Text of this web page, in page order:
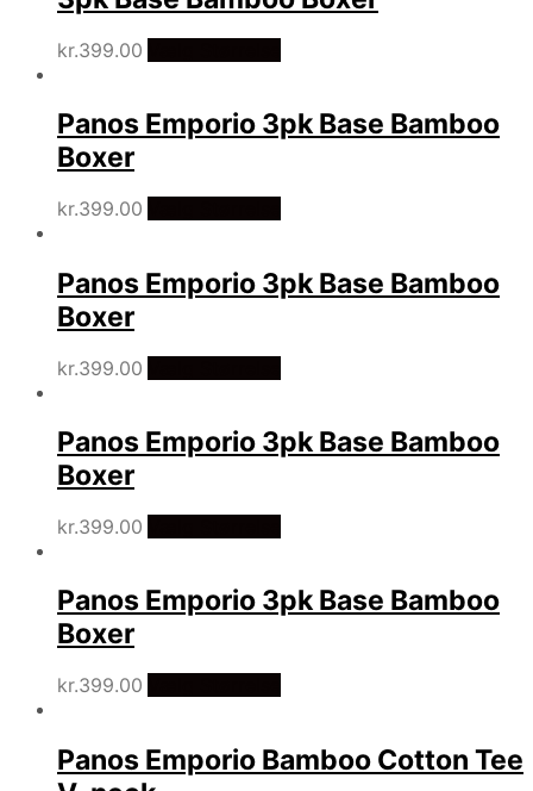
kr.399.00
Panos Emporio 3pk Base Bamboo
Boxer
kr.399.00
Panos Emporio 3pk Base Bamboo
Boxer
kr.399.00
Panos Emporio 3pk Base Bamboo
Boxer
kr.399.00
Panos Emporio 3pk Base Bamboo
Boxer
kr.399.00
Panos Emporio Bamboo Cotton Tee